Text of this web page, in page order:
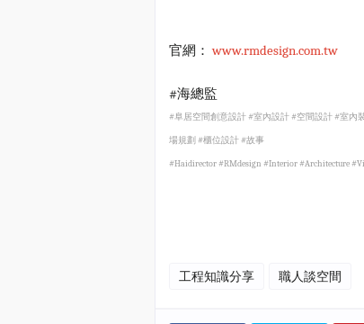
官網： www.rmdesign.com.tw
#海總監
#阜居空間創意設計#室內設計#空間設計#室內
場規劃 #櫃位設計#故事
#Haidirector #RMdesign #Interior #Architecture
工程知識分享 職人談空間